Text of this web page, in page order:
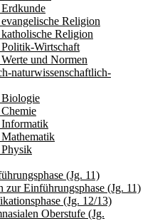
Religion
Religion
Politik-Wirtschaft
und Normen
naturwissenschaftlich-
Biologie
Informatik
(Jg. 11)
zur Einführungsphase (Jg. 11)
(Jg. 12/13)
Oberstufe (Jg.